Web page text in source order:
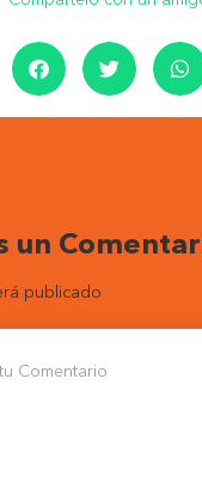
un
publicado